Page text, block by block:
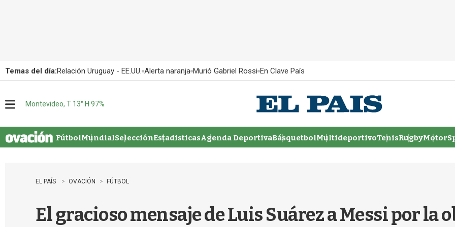
Temas del día:Relación Uruguay - EE.UU. Alerta naranja Murió Gabriel Rossi En Clave País
u
Montevideo, T 13° H 97%
FútbolMundialSelecciónEstadisticasAgenda DeportivaBásquetbolMultideportivoTenisRugby
EL PAÍS OVACIÓN FÚTBOL
El gracioso mensaje de Luis Suárez a Messi por la